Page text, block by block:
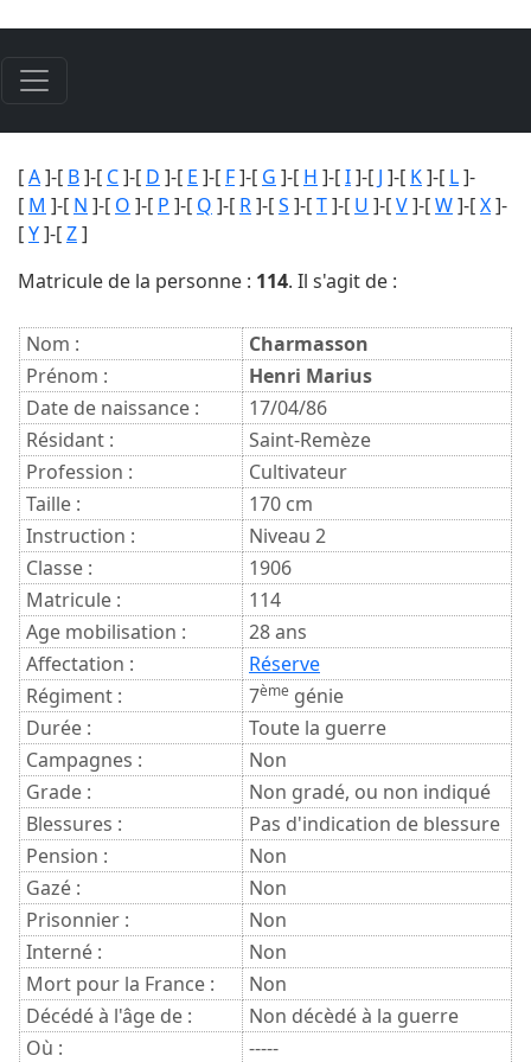
[A]-[ B]-[ C]-[ D ]-[ E ]-[ F]-[ G ]-[ H ]-[I]-[ J ]-[ K]-[ L]-
[ M ]-[ N ]-[ O ]-[ P ]-[ Q ]-[ R]-[S ]-[T]-[ U ]-[V]-[W]-[X]-
[Y]-[Z]
Matricule de la personne : 114. Il s'agit de :
Nom :
Charmasson
Prénom :
Henri Marius
Date de naissance :
17/04/86
Résidant :
Saint-Remèze
Profession :
Cultivateur
Taille :
170 cm
Instruction :
Niveau 2
Classe :
1906
Matricule :
114
Age mobilisation :
28 ans
Affectation :
Réserve
Régiment :
7ème génie
Durée :
Toute la guerre
Campagnes :
Non
Grade :
Non gradé, ou non indiqué
Blessures :
Pas d'indication de blessure
Pension :
Non
Gazé :
Non
Prisonnier :
Non
Interné :
Non
Mort pour la France :
Non
Décédé à l'âge de :
Non décèdé à la guerre
Où :
-----